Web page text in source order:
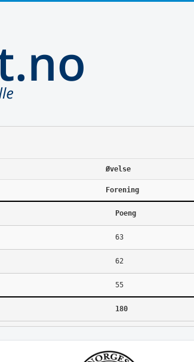
Øvelse
Forening
Poeng
63
62
55
180